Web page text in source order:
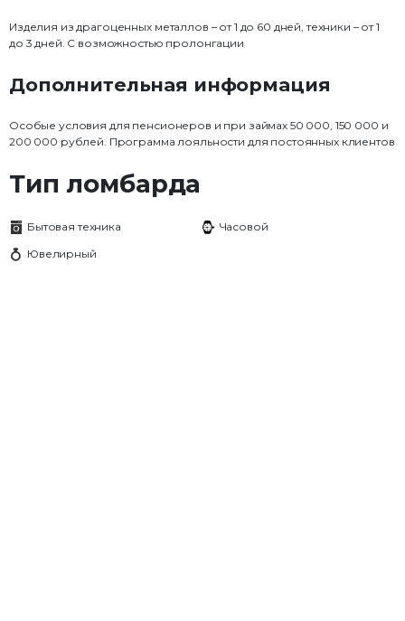
Изделия из драгоценных металлов – от 1 до 60 дней, техники – от 1
до 3 дней. С возможностью пролонгации
Дополнительная информация
Особые условия для пенсионеров и при займах 50 000, 150 000 и
200 000 рублей. Программа лояльности для постоянных клиентов
Тип ломбарда
Бытовая техника
Часовой
Ювелирный